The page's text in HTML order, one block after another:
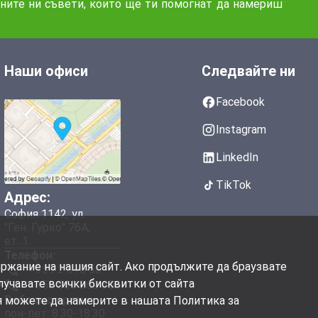
ни съвети, които ще ти помогнат да намериш
на нашия сайт. Ако продължите да браузвате
всички бисквитки от сайта
да намерите в нашата Политика за
Наши офиси
Адрес:
София 1142, ул.
+359 2 810 50
+359 889 262 606
Работно време:
Следвайте ни
Facebook
Instagram
LinkedIn
TikTok